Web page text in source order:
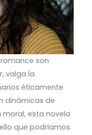
son
valga la
éticamente
dinámicas de
esta novela
que podríamos